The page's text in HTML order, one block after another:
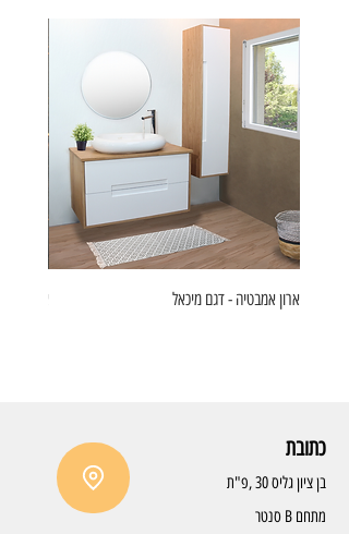
ארון אמבטיה - דגם מיכאל ארון
כתובת
בן ציון גליס 30 ,פ"ת
מתחם B סנטר